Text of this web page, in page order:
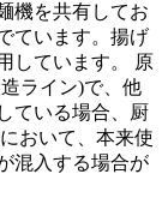
機を共有してお
ています。揚げ
しています。 原
ライン)で、他
ている場合、厨
おいて、本来使
混入する場合が